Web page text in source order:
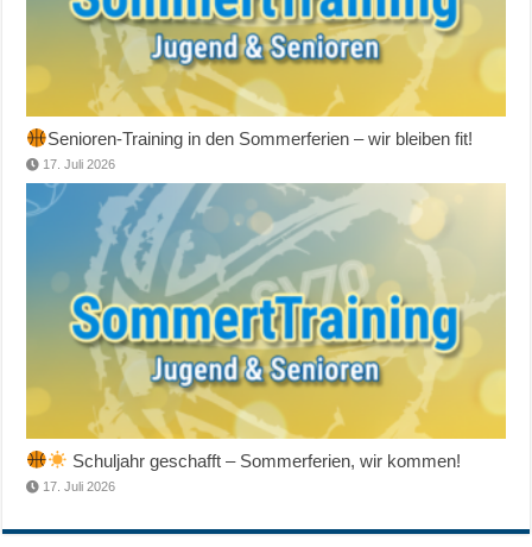
Senioren-Training in den Sommerferien – wir bleiben fit!
17. Juli 2026
Schuljahr geschafft – Sommerferien, wir kommen!
17. Juli 2026